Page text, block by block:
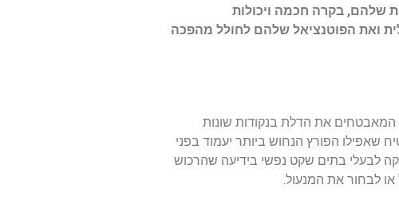
שלהם, בקרה חכמה ויכולות
ואת הפוטנציאל שלהם לחולל מהפכה
המאבטחים את הדלת בנקודות שונות
הפורץ הנחוש ביותר יעמוד בפני
לבעלי בתים שקט נפשי בידיעה שהרכוש
לבחור את המנעול.